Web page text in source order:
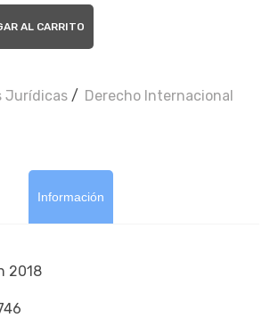
AL CARRITO
Jurí­dicas / Derecho Internacional
Información
2018